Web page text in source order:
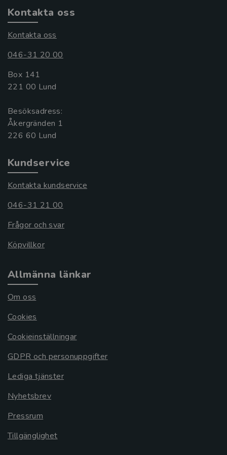
Kontakta oss
Kontakta oss
046-31 20 00
Box 141
221 00 Lund
Besöksadress:
Åkergränden 1
Kundservice
Kontakta kundservice
046-31 21 00
Frågor och svar
Köpvillkor
Allmänna länkar
Om oss
Cookies
Cookieinställningar
GDPR och personuppgifter
Lediga tjänster
Nyhetsbrev
Pressrum
Tillgänglighet